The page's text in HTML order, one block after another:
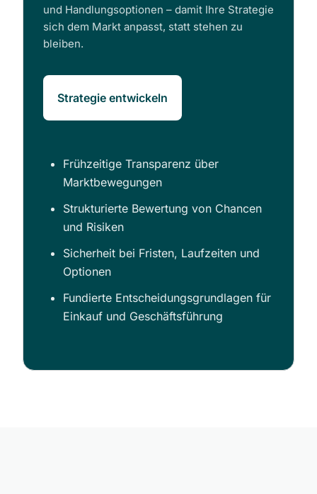
und Handlungsoptionen – damit Ihre Strategie
sich dem Markt anpasst, statt stehen zu
bleiben.
Strategie entwickeln
Frühzeitige Transparenz über
Marktbewegungen
Strukturierte Bewertung von Chancen
und Risiken
Sicherheit bei Fristen, Laufzeiten und
Optionen
Fundierte Entscheidungsgrundlagen für
Einkauf und Geschäftsführung